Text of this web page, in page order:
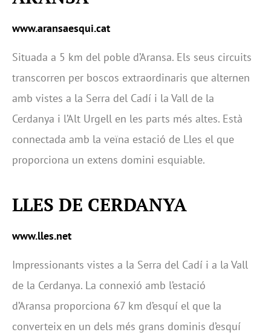
www.aransaesqui.cat
Situada a 5 km del poble d’Aransa. Els seus circuits
transcorren per boscos extraordinaris que alternen
amb vistes a la Serra del Cadí i la Vall de la
Cerdanya i l’Alt Urgell en les parts més altes. Està
connectada amb la veïna estació de Lles el que
proporciona un extens domini esquiable.
LLES DE CERDANYA
www.lles.net
Impressionants vistes a la Serra del Cadí i a la Vall
de la Cerdanya. La connexió amb l’estació
d’Aransa proporciona 67 km d’esquí el que la
converteix en un dels més grans dominis d’esquí